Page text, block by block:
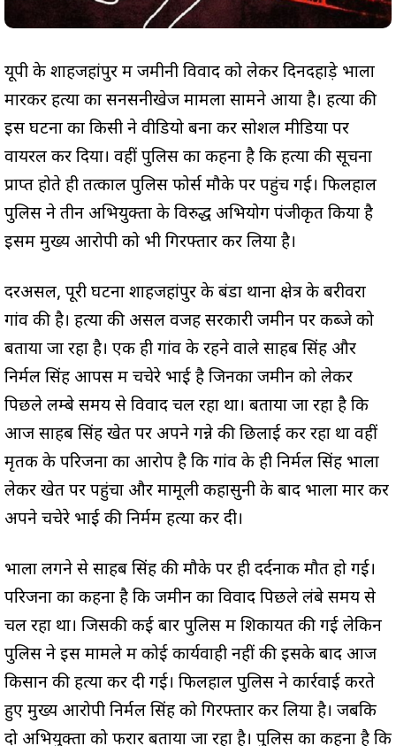
यूपी के शाहजहांपुर में जमीनी विवाद को लेकर दिनदहाड़े भाला
मारकर हत्या का सनसनीखेज मामला सामने आया है। हत्या की
इस घटना का किसी ने वीडियो बना कर सोशल मीडिया पर
वायरल कर दिया। वहीं पुलिस का कहना है कि हत्या की सूचना
प्राप्त होते ही तत्काल पुलिस फोर्स मौके पर पहुंच गई। फिलहाल
पुलिस ने तीन अभियुक्तों के विरुद्ध अभियोग पंजीकृत किया है
इसमें मुख्य आरोपी को भी गिरफ्तार कर लिया है।
दरअसल, पूरी घटना शाहजहांपुर के बंडा थाना क्षेत्र के बरीवरा
गांव की है। हत्या की असल वजह सरकारी जमीन पर कब्जे को
बताया जा रहा है। एक ही गांव के रहने वाले साहब सिंह और
निर्मल सिंह आपस में चचेरे भाई है जिनका जमीन को लेकर
पिछले लम्बे समय से विवाद चल रहा था। बताया जा रहा है कि
आज साहब सिंह खेत पर अपने गन्ने की छिलाई कर रहा था वहीं
मृतक के परिजनों का आरोप है कि गांव के ही निर्मल सिंह भाला
लेकर खेत पर पहुंचा और मामूली कहासुनी के बाद भाला मार कर
अपने चचेरे भाई की निर्मम हत्या कर दी।
भाला लगने से साहब सिंह की मौके पर ही दर्दनाक मौत हो गई।
परिजनों का कहना है कि जमीन का विवाद पिछले लंबे समय से
चल रहा था। जिसकी कई बार पुलिस में शिकायत की गई लेकिन
पुलिस ने इस मामले में कोई कार्यवाही नहीं की इसके बाद आज
किसान की हत्या कर दी गई। फिलहाल पुलिस ने कार्रवाई करते
हुए मुख्य आरोपी निर्मल सिंह को गिरफ्तार कर लिया है। जबकि
दो अभियुक्तों को फरार बताया जा रहा है। पुलिस का कहना है कि